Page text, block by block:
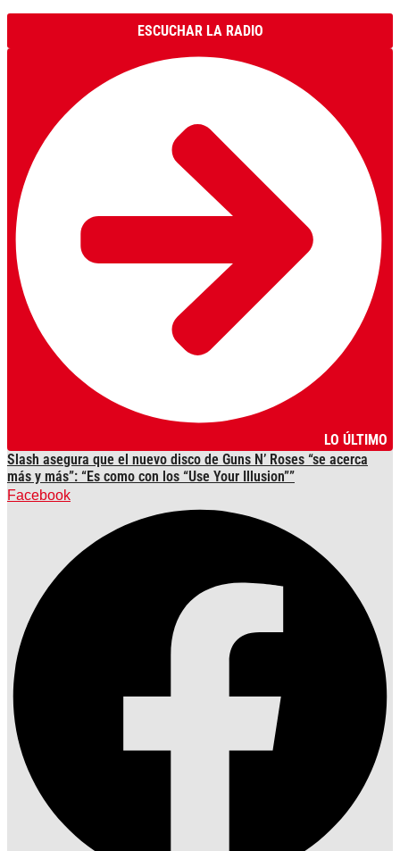
ESCUCHAR LA RADIO
LO ÚLTIMO
Slash asegura que el nuevo disco de Guns N’ Roses “se acerca
más y más”: “Es como con los “Use Your Illusion””
Facebook